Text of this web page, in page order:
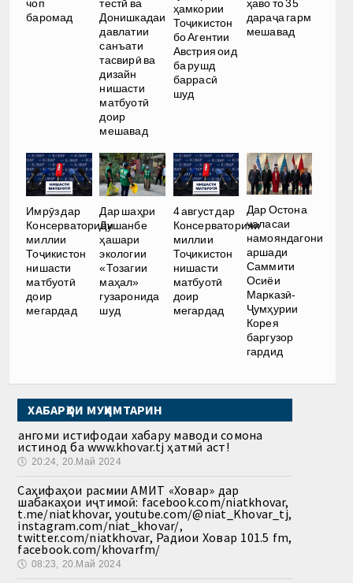
чоп
баромад
тестӣ ва
Донишкадаи
давлатии
санъати
тасвирӣ ва
дизайн
нишасти
матбуотӣ
доир
мешавад
ҳамкории
Тоҷикистон
бо Агентии
Австрия оид
ба рушд
баррасӣ
шуд
ҳаво то 35
дараҷа гарм
мешавад
Имрӯз дар
Консерваторияи
миллии
Тоҷикистон
нишасти
матбуотӣ
доир
мегардад
Дар шаҳри
Душанбе
ҳашари
экологии
«Тозагии
маҳал»
гузаронида
шуд
4 август дар
Консерваторияи
миллии
Тоҷикистон
нишасти
матбуотӣ
доир
мегардад
Дар Остона
ҷаласаи
намояндагони
аршади
Саммити
Осиёи
Марказӣ-
Ҷумҳурии
Корея
баргузор
гардид
ХАБАРҲОИ МУҲИМТАРИН
Ҳангоми истифодаи хабару маводи сомона
истинод ба www.khovar.tj ҳатмӣ аст!
🕔 20:24, 20.Май 2024
Саҳифаҳои расмии АМИТ «Ховар» дар
шабакаҳои иҷтимоӣ: facebook.com/niatkhovar,
t.me/niatkhovar, youtube.com/@niat_Khovar_tj,
instagram.com/niat_khovar/,
twitter.com/niatkhovar, Радиои Ховар 101.5 fm,
facebook.com/khovarfm/
🕔 08:23, 20.Май 2024